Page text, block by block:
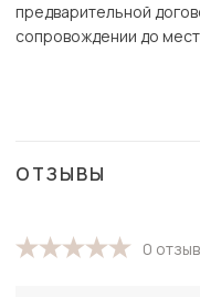
предварительной
сопровождении до
ОТЗЫВЫ
0